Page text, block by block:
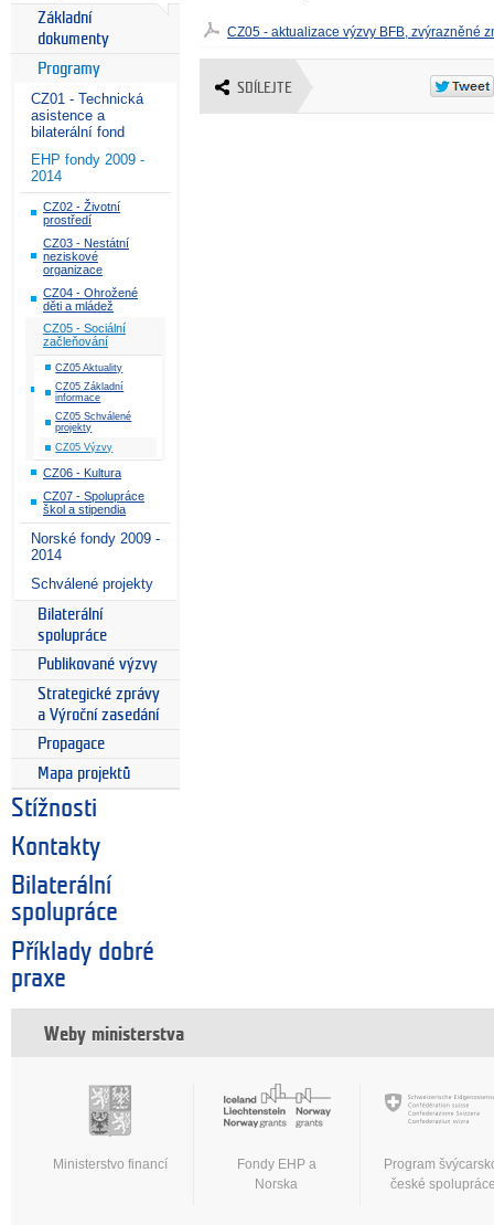
Základní
dokumenty
Programy
CZ01 - Technická
asistence a
bilaterální fond
EHP fondy 2009 -
2014
CZ02 - Životní
prostředí
CZ03 - Nestátní
neziskové
organizace
CZ04 - Ohrožené
děti a mládež
CZ05 - Sociální
začleňování
CZ05 Aktuality
CZ05 Základní
informace
CZ05 Schválené
projekty
CZ05 Výzvy
CZ06 - Kultura
CZ07 - Spolupráce
škol a stipendia
Norské fondy 2009 -
2014
Schválené projekty
Bilaterální
spolupráce
Publikované výzvy
Strategické zprávy
a Výroční zasedání
Propagace
Mapa projektů
Stížnosti
Kontakty
Bilaterální
spolupráce
Příklady dobré
praxe
CZ05 - aktualizace výzvy BFB, zvýrazněné
SDÍLEJTE
Weby ministerstva
Ministerstvo financí
Fondy EHP a
Norska
Program
české